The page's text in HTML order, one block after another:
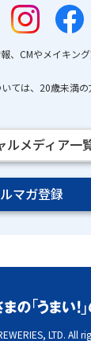
、CMやメイキン
ては、20歳未満の
ルメディア一
マガ登録
LTD. All